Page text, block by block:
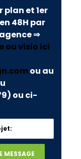
plan et 1er
48H par
⇒
ou visio ici
ou au
ou ci-